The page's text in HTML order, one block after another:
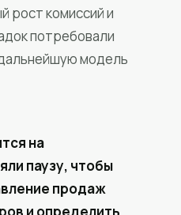
рост комиссий и
потребовали
модель
на
паузу, чтобы
продаж